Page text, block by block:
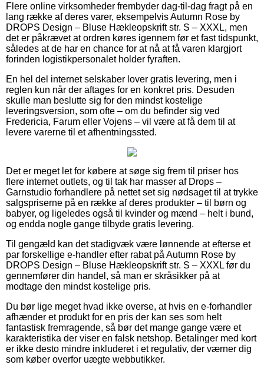
Flere online virksomheder frembyder dag-til-dag fragt på en
lang række af deres varer, eksempelvis Autumn Rose by
DROPS Design – Bluse Hækleopskrift str. S – XXXL, men
det er påkrævet at ordren køres igennem før et fast tidspunkt,
således at de har en chance for at nå at få varen klargjort
forinden logistikpersonalet holder fyraften.
En hel del internet selskaber lover gratis levering, men i
reglen kun når der aftages for en konkret pris. Desuden
skulle man beslutte sig for den mindst kostelige
leveringsversion, som ofte – om du befinder sig ved
Fredericia, Farum eller Vojens – vil være at få dem til at
levere varerne til et afhentningssted.
Det er meget let for købere at søge sig frem til priser hos
flere internet outlets, og til tak har masser af Drops –
Garnstudio forhandlere på nettet set sig nødsaget til at trykke
salgspriserne på en række af deres produkter – til børn og
babyer, og ligeledes også til kvinder og mænd – helt i bund,
og endda nogle gange tilbyde gratis levering.
Til gengæld kan det stadigvæk være lønnende at efterse et
par forskellige e-handler efter rabat på Autumn Rose by
DROPS Design – Bluse Hækleopskrift str. S – XXXL før du
gennemfører din handel, så man er skråsikker på at
modtage den mindst kostelige pris.
Du bør lige meget hvad ikke overse, at hvis en e-forhandler
afhænder et produkt for en pris der kan ses som helt
fantastisk fremragende, så bør det mange gange være et
karakteristika der viser en falsk netshop. Betalinger med kort
er ikke desto mindre inkluderet i et regulativ, der værner dig
som køber overfor uægte webbutikker.